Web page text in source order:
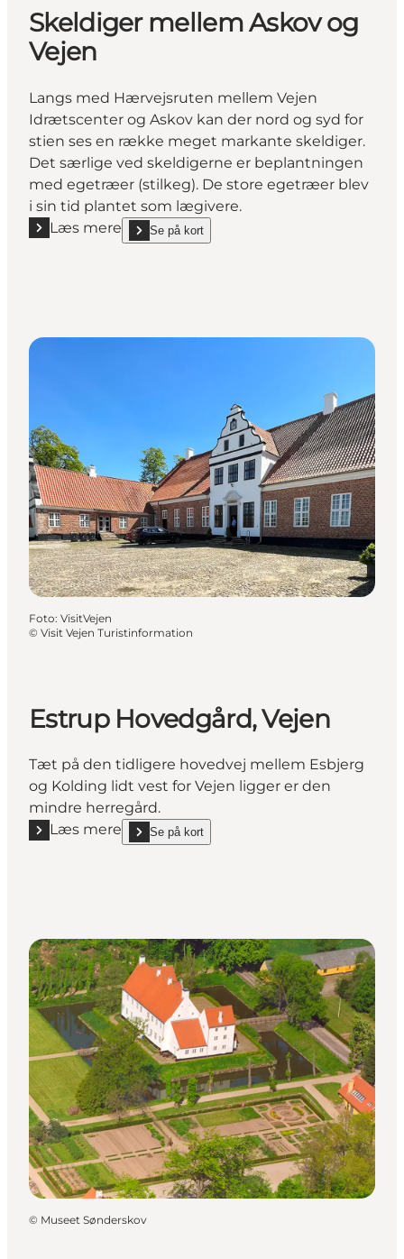
Skeldiger mellem Askov og
Vejen
Langs med Hærvejsruten mellem Vejen
Idrætscenter og Askov kan der nord og syd for
stien ses en række meget markante skeldiger.
Det særlige ved skeldigerne er beplantningen
med egetræer (stilkeg). De store egetræer blev
i sin tid plantet som lægivere.
Læs mere
Læs mere "Skeldiger mellem Askov og Vejen"
Se på kort
show Skeldiger mellem Askov og Vejen on_map
Foto: VisitVejen
© Visit Vejen Turistinformation
Estrup Hovedgård, Vejen
Tæt på den tidligere hovedvej mellem Esbjerg
og Kolding lidt vest for Vejen ligger er den
mindre herregård.
Læs mere
Læs mere "Estrup Hovedgård, Vejen"
Se på kort
show Estrup Hovedgård, Vejen on_map
© Museet Sønderskov